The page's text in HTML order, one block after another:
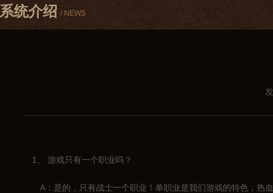
系统介绍 / NEWS
1、 游戏只有一个职业吗？
A：是的，只有战士一个职业！单职业是我们游戏的特色，热血